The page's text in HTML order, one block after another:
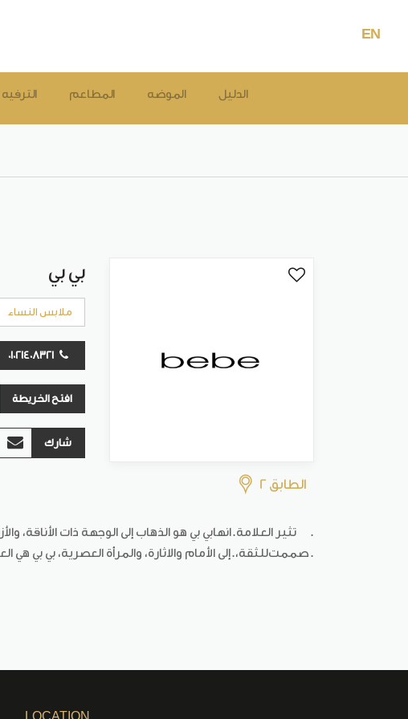
EN
الترفيه المطاعم الموضه الدليل
الطابق 2
بي بي
ملابس النساء
افتح الخريطة
شارك
بي بي هو الذهاب إلى الوجهة ذات الأناقة، . تثير العلامة.انها
إلى الأمام
.صممتللثقة، والاثارة، والمرأة العصرية، بي بي .